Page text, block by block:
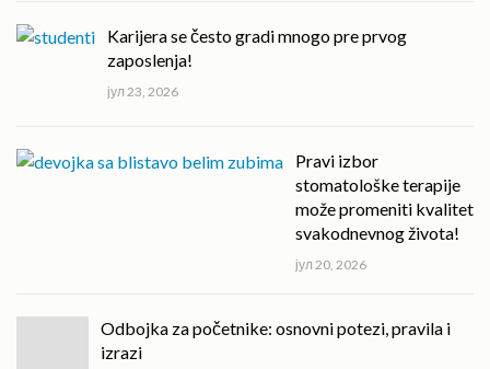
Karijera se često gradi mnogo pre prvog
zaposlenja!
јул 23, 2026
Pravi izbor
stomatološke terapije
može promeniti kvalitet
svakodnevnog života!
јул 20, 2026
Odbojka za početnike: osnovni potezi, pravila i
izrazi